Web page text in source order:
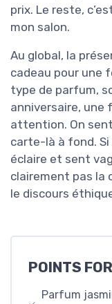
prix. Le reste,
mon salon.
Au global, la
cadeau pour une
type de parfum,
anniversaire, une
attention. On
carte-là à fond.
éclaire et sent
clairement pas la
le discours
POINTS
Parfum